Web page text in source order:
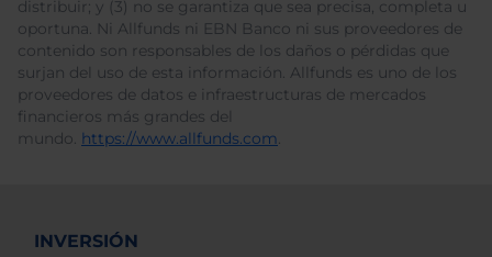
distribuir; y (3) no se garantiza que sea precisa, completa u
oportuna. Ni Allfunds ni EBN Banco ni sus proveedores de
contenido son responsables de los daños o pérdidas que
surjan del uso de esta información. Allfunds es uno de los
proveedores de datos e infraestructuras de mercados
financieros más grandes del
mundo. https://www.allfunds.com.
INVERSIÓN